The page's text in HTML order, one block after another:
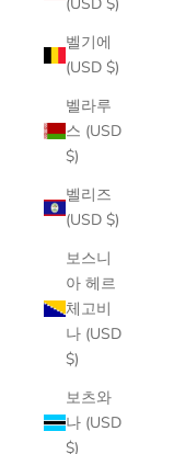
벨기에
(USD $)
벨라루
스 (USD
$)
벨리즈
(USD $)
보스니
아 헤르
체고비
나 (USD
$)
보츠와
나 (USD
$)